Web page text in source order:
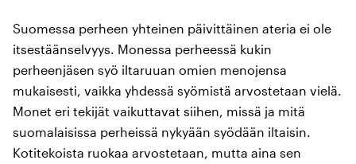
Suomessa perheen yhteinen päivittäinen ateria ei ole
itsestäänselvyys. Monessa perheessä kukin
perheenjäsen syö iltaruuan omien menojensa
mukaisesti, vaikka yhdessä syömistä arvostetaan vielä.
Monet eri tekijät vaikuttavat siihen, missä ja mitä
suomalaisissa perheissä nykyään syödään iltaisin.
Kotitekoista ruokaa arvostetaan, mutta aina sen